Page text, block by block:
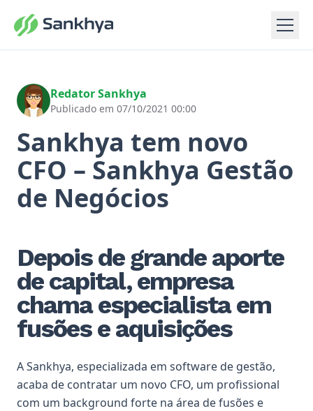
Redator Sankhya
Publicado em 07/10/2021 00:00
Sankhya tem novo
CFO – Sankhya Gestão
de Negócios
Depois de grande aporte
de capital, empresa
chama especialista em
fusões e aquisições
A Sankhya, especializada em software de gestão,
acaba de contratar um novo CFO, um profissional
com um background forte na área de fusões e